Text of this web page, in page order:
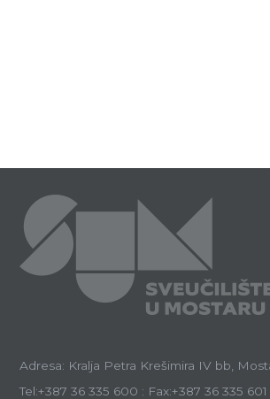
Adresa: Kralja Petra Krešimira IV bb,
Tel:+387 36 335 600 : Fax:+387 36 335 601